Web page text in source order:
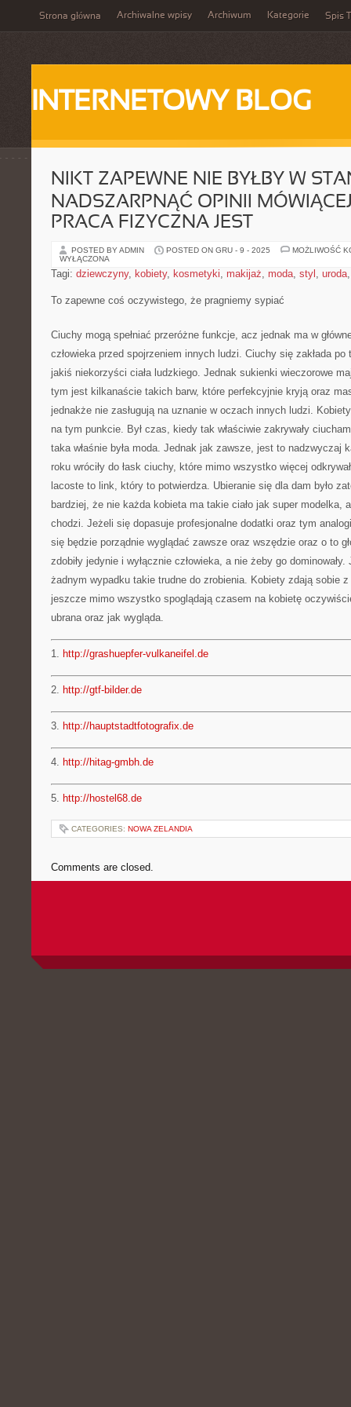
Strona główna Archiwalne wpisy Archiwum Kategorie Spis
INTERNETOWY BLOG
NIKT ZAPEWNE NIE BYŁBY W
NADSZARPNĄĆ OPINII
PRACA FIZYCZNA JEST
POSTED BY ADMIN POSTED ON GRU - 9 - 2025
MOŻLIWOŚĆ
WYŁĄCZONA
Tagi: dziewczyny, kobiety, kosmetyki, makijaż, moda, styl , uroda
To zapewne coś oczywistego, że pragniemy sypiać
Ciuchy mogą spełniać przeróżne funkcje, acz jednak ma w
człowieka przed spojrzeniem innych ludzi. Ciuchy się zakłada
jakiś niekorzyści ciała ludzkiego. Jednak sukienki wieczorowe
tym jest kilkanaście takich barw, które perfekcyjnie kryją oraz
jednakże nie zasługują na uznanie w oczach innych ludzi.
na tym punkcie. Był czas, kiedy tak właściwie zakrywały
taka właśnie była moda. Jednak jak zawsze, jest to nadzwyczaj
roku wróciły do łask ciuchy, które mimo wszystko więcej
lacoste to link, który to potwierdza. Ubieranie się dla dam było
bardziej, że nie każda kobieta ma takie ciało jak super modelka,
chodzi. Jeżeli się dopasuje profesjonalne dodatki oraz tym
się będzie porządnie wyglądać zawsze oraz wszędzie oraz o to
zdobiły jedynie i wyłącznie człowieka, a nie żeby go
żadnym wypadku takie trudne do zrobienia. Kobiety zdają sobie
jeszcze mimo wszystko spoglądają czasem na kobietę
ubrana oraz jak wygląda.
1. http://grashuepfer-vulkaneifel.de
2. http://gtf-bilder.de
3. http://hauptstadtfotografix.de
4. http://hitag-gmbh.de
5. http://hostel68.de
CATEGORIES: NOWA ZELANDIA
Comments are closed.